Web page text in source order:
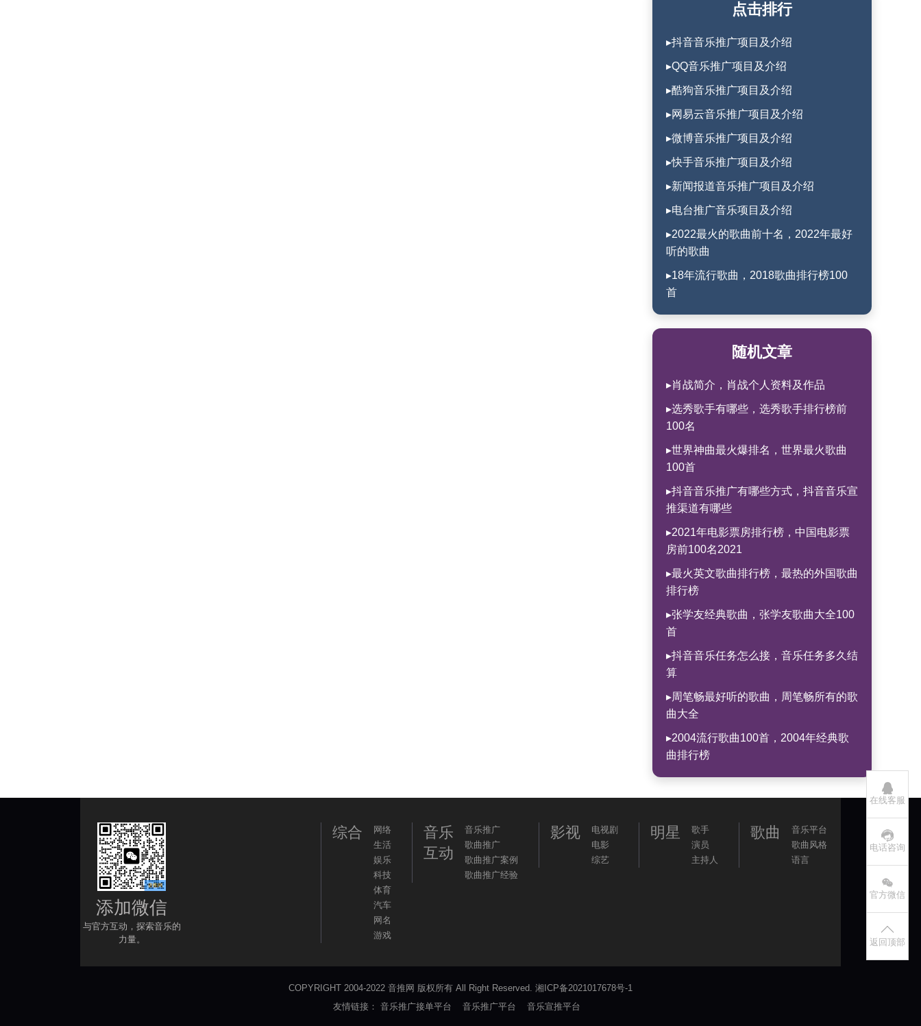
点击排行
▸抖音音乐推广项目及介绍
▸QQ音乐推广项目及介绍
▸酷狗音乐推广项目及介绍
▸网易云音乐推广项目及介绍
▸微博音乐推广项目及介绍
▸快手音乐推广项目及介绍
▸新闻报道音乐推广项目及介绍
▸电台推广音乐项目及介绍
▸2022最火的歌曲前十名，2022年最好
听的歌曲
▸18年流行歌曲，2018歌曲排行榜100
首
随机文章
▸肖战简介，肖战个人资料及作品
▸选秀歌手有哪些，选秀歌手排行榜前
100名
▸世界神曲最火爆排名，世界最火歌曲
100首
▸抖音音乐推广有哪些方式，抖音音乐宣
推渠道有哪些
▸2021年电影票房排行榜，中国电影票
房前100名2021
▸最火英文歌曲排行榜，最热的外国歌曲
排行榜
▸张学友经典歌曲，张学友歌曲大全100
首
▸抖音音乐任务怎么接，音乐任务多久结
算
▸周笔畅最好听的歌曲，周笔畅所有的歌
曲大全
▸2004流行歌曲100首，2004年经典歌
曲排行榜
添加微信
与官方互动，探索音乐的
力量。
歌曲
音乐平台
歌曲风格
语言
明星
歌手
演员
主持人
影视
电视剧
电影
综艺
音乐
互动
音乐推广
歌曲推广
歌曲推广案例
歌曲推广经验
综合
网络
生活
娱乐
科技
体育
汽车
网名
游戏
COPYRIGHT 2004-2022 音推网 版权所有 All Right Reserved. 湘ICP备2021017678号-1
友情链接： 音乐推广接单平台 音乐推广平台 音乐宣推平台
在线客服
电话咨询
官方微信
返回顶部